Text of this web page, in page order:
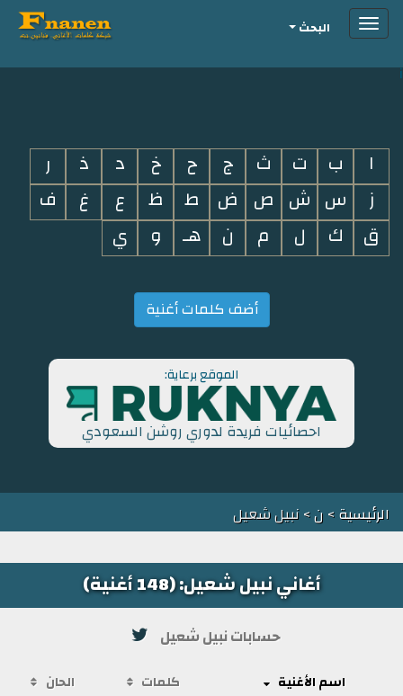
i
Toggleالبحث
ا ب ت ث ج ح خ د ذ
ر
ز
س ش ص ض ط ظ ع غ
ف
ق
ك ل م ن هـ و ي
أضف كلمات أغنية
الموقع برعاية:
احصائيات فريدة لدوري روشن السعودي
الرئيسية> ن> نبيل شعيل
أغاني نبيل شعيل: (148 أغنية)
حسابات نبيل شعيل
اسم الأغنية كلمات الحان